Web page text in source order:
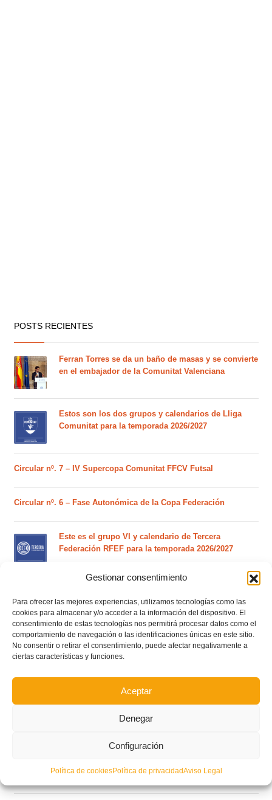
Gestionar consentimiento
Para ofrecer las mejores experiencias, utilizamos tecnologías como las
cookies para almacenar y/o acceder a la información del dispositivo. El
consentimiento de estas tecnologías nos permitirá procesar datos como el
comportamiento de navegación o las identificaciones únicas en este sitio.
No consentir o retirar el consentimiento, puede afectar negativamente a
ciertas características y funciones.
Aceptar
Denegar
Configuración
Política de cookiesPolítica de privacidadAviso Legal
POSTS RECIENTES
Ferran Torres se da un baño de masas y se convierte
en el embajador de la Comunitat Valenciana
Estos son los dos grupos y calendarios de Lliga
Comunitat para la temporada 2026/2027
Circular nº. 7 – IV Supercopa Comunitat FFCV Futsal
Circular nº. 6 – Fase Autonómica de la Copa Federación
Este es el grupo VI y calendario de Tercera
Federación RFEF para la temporada 2026/2027
fútbol sala de la temporada 2026/2027
El calendario del grupo VI de Tercera Federación
RFEF para la temporada 2026/27 se sorteará el
Nuevo curso de Entrenador de fútbol Licencia UEFA
C que comenzará en noviembre 2026 (agotadas las
territoriales de fútbol sala 2026-2027